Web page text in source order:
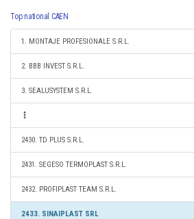
Top national CAEN
1. MONTAJE PROFESIONALE S.R.L.
2. BBB INVEST S.R.L.
3. SEALUSYSTEM S.R.L.
2430. TD PLUS S.R.L.
2431. SEGESO TERMOPLAST S.R.L.
2432. PROFIPLAST TEAM S.R.L.
2433. SINAIPLAST SRL